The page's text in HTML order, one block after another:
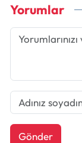
Yorumlar
Gönder